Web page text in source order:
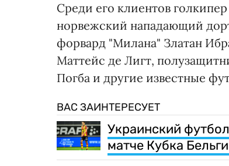
Среди его клиентов
норвежский нападающий
форвард "Милана" Златан
Маттейс де Лигт,
Погба и другие известные
ВАС ЗАИНТЕРЕСУЕТ
Украинский
матче Кубка